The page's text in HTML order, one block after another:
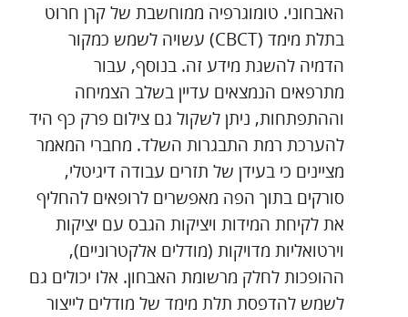
האבחוני. טומוגרפיה ממוחשבת של קרן חרוט
בתלת מימד (CBCT) עשויה לשמש כמקור
הדמיה להשגת מידע זה. בנוסף, עבור
מתרפאים הנמצאים עדיין בשלב הצמיחה
וההתפתחות, ניתן לשקול גם צילום פרק כף היד
להערכת רמת התבגרות השלד. מחברי המאמר
מציינים כי בעידן של תזרים עבודה דיגיטלי,
סורקים בתוך הפה מאפשרים לרופאים להחליף
את לקיחת המידות ויציקות הגבס עם יציקות
וירטואליות מדויקות (מודלים אלקטרוניים),
ההופכות לחלק מרשומת האבחון. אלו יכולים גם
לשמש להדפסת תלת מימד של מודלים לייצור